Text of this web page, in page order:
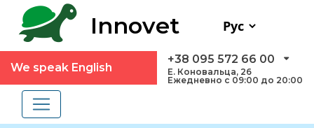
Innovet
We speak English
+38 095 572 66 00
Е. Коновальца, 26
Ежедневно с 09:00 до 20:00